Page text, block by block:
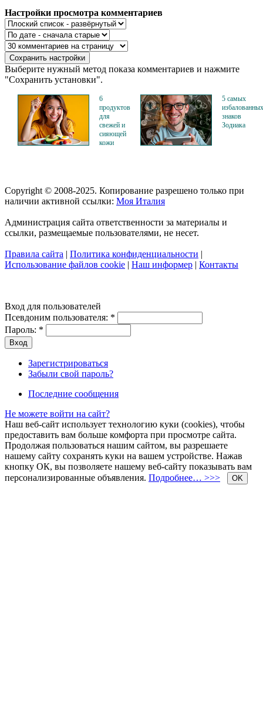
Настройки просмотра комментариев
Выберите нужный метод показа комментариев и нажмите
"Сохранить установки".
6
продуктов
для
свежей и
сияющей
кожи
5 самых
избалованных
знаков
Зодиака
Copyright © 2008-2025. Копирование разрешено только при
наличии активной ссылки: Моя Италия
Администрация сайта ответственности за материалы и
ссылки, размещаемые пользователями, не несет.
Правила сайта | Политика конфиденциальности |
Использование файлов cookie | Наш информер | Контакты
Вход для пользователей
Псевдоним пользователя: *
Пароль: *
Зарегистрироваться
Забыли свой пароль?
Последние сообщения
Не можете войти на сайт?
Наш веб-сайт использует технологию куки (cookies), чтобы
предоставить вам больше комфорта при просмотре сайта.
Продолжая пользоваться нашим сайтом, вы разрешаете
нашему сайту сохранять куки на вашем устройстве. Нажав
кнопку ОК, вы позволяете нашему веб-сайту показывать вам
персонализированные объявления. Подробнее… >>> OK